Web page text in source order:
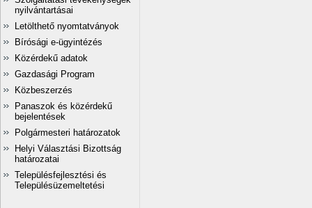
nyilvántartásai
Letölthető nyomtatványok
Bírósági e-ügyintézés
Közérdekű adatok
Gazdasági Program
Közbeszerzés
Panaszok és közérdekű
bejelentések
Polgármesteri határozatok
Helyi Választási Bizottság
határozatai
Településfejlesztési és
Településüzemeltetési